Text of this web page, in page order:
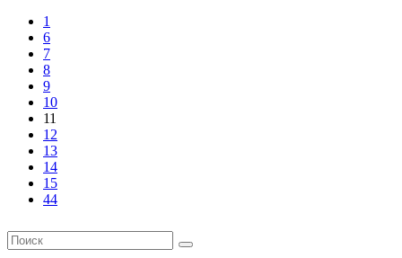
1
6
7
8
9
10
11
12
13
14
15
44